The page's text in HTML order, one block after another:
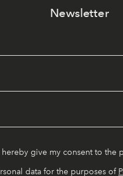
Newsletter
hereby give my consent to the
data for the purposes of